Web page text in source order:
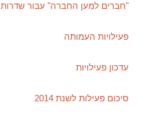
"חברים למען החברה" עבור שדרות
פעילויות העמותה
עדכון פעילויות
סיכום פעילות לשנת 2014